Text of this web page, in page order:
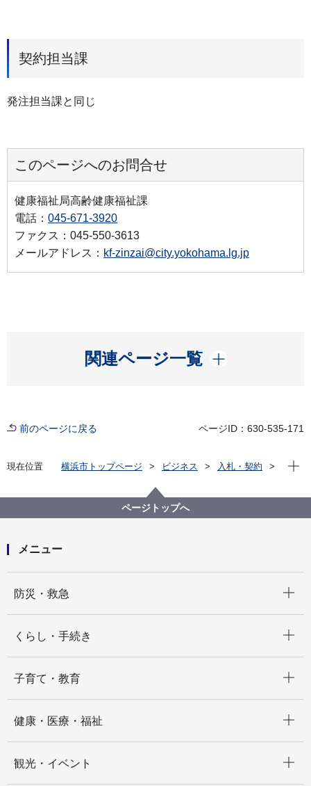
契約担当課
発注担当課と同じ
このページへのお問合せ
健康福祉局高齢健康福祉課
電話： 045-671-3920
ファクス：045-550-3613
メールアドレス： kf-zinzai@city.yokohama.lg.jp
関連ページ一覧
開く
前のページに戻る ページID：630-535-171
現在位置 横浜市トップページ ビジネス
入札・契約
【入札結果掲載】【公募型指名競争⼊札】介護職経験
者復職支援事業業務委託
現在
ページトップへ
メニュー
防災・救急
くらし・手続き
子育て・教育
健康・医療・福祉
観光・イベント